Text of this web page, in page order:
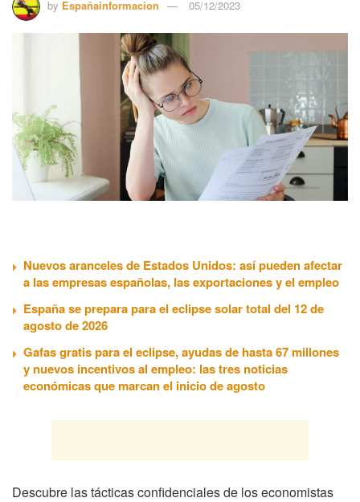
by Españainformacion 05/12/2023
Nuevos aranceles de Estados Unidos: así pueden afectar
a las empresas españolas, las exportaciones y el empleo
España se prepara para el eclipse solar total del 12 de
agosto de 2026
Gafas gratis para el eclipse, ayudas de hasta 67 millones
y nuevos incentivos al empleo: las tres noticias
económicas que marcan el inicio de agosto
Descubre las tácticas confidenciales de los economistas